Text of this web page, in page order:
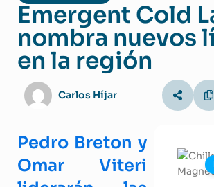
Emergent Cold
nombra nuevos
en la región
Carlos Híjar
Pedro Breton y
Omar Viteri